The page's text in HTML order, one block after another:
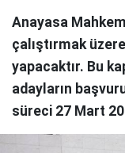
Anayasa
çalıştırmak
yapacaktır. Bu
adayların
süreci 27 Mart